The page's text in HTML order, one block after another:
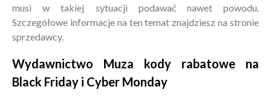
musi w takiej sytuacji podawać nawet powodu.
Szczegółowe informacje na ten temat znajdziesz na stronie
sprzedawcy.
Wydawnictwo Muza kody rabatowe na
Black Friday i Cyber Monday